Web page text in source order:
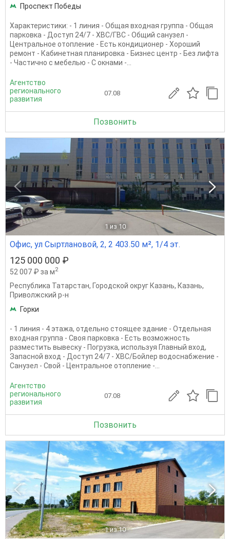
Проспект Победы
Характеристики: - 1 линия - Общая входная группа - Общая
парковка - Доступ 24/7 - ХВС/ГВС - Общий санузел -
Центральное отопление - Есть кондиционер - Хороший
ремонт - Кабинетная планировка - Бизнес центр - Без лифта
- Частично с мебелью - С окнами -...
Агентство
регионального
развития
07.08
Позвонить
1 из 10
Офис, ул Сыртлановой, 2, 2 403.50 м², 1/4 эт.
125 000 000 ₽
52 007 ₽ за м2
Республика Татарстан, Городской округ Казань, Казань,
Приволжский р-н
Горки
- 1 линия - 4 этажа, отдельно стоящее здание - Отдельная
входная группа - Своя парковка - Есть возможность
разместить вывеску - Погрузка, используя Главный вход,
Запасной вход - Доступ 24/7 - ХВС/Бойлер водоснабжение -
Санузел - Свой - Центральное отопление -...
Агентство
регионального
развития
07.08
Позвонить
1 из 10